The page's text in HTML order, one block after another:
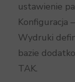
ustawienie
Konfiguracja
Wydruki
bazie
TAK.